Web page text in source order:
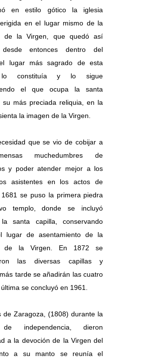
en estilo gótico la iglesia
en el lugar mismo de la
de la Virgen, que quedó así
desde entonces dentro del
lugar más sagrado de esta
lo constituía y lo sigue
el que ocupa la santa
su más preciada reliquia, en la
la imagen de la Virgen.
que se vio de cobijar a
muchedumbres de
y poder atender mejor a los
asistentes en los actos de
se puso la primera piedra
templo, donde se incluyó
santa capilla, conservando
lugar de asentamiento de la
de la Virgen. En 1872 se
las diversas capillas y
tarde se añadirán las cuatro
se concluyó en 1961.
de Zaragoza, (1808) durante la
independencia, dieron
a la devoción de la Virgen del
a su manto se reunía el